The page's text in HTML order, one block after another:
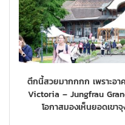
ตึกนี้สวยมากกกก เพราะอา
Victoria – Jungfrau
โอกาสมองเห็นยอดเขา